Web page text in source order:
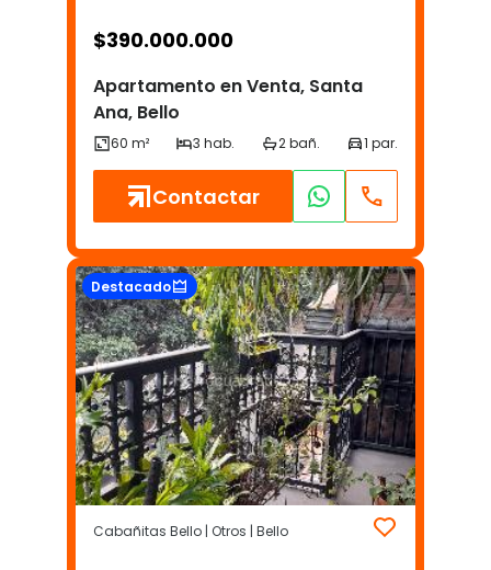
$390.000.000
Apartamento en Venta, Santa
Ana, Bello
Contactar
Destacado
Cabañitas Bello | Otros | Bello